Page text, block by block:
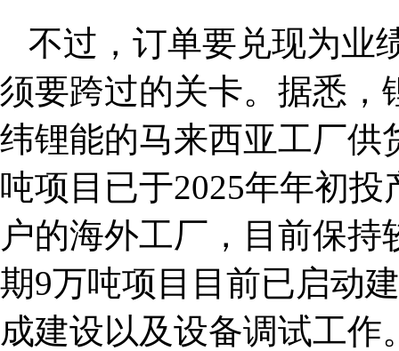
不过，订单要兑现为业
须要跨过的关卡。据悉，
纬锂能的马来西亚工厂供
吨项目已于2025年年初
户的海外工厂，目前保
期9万吨项目目前已启动
成建设以及设备调试工作